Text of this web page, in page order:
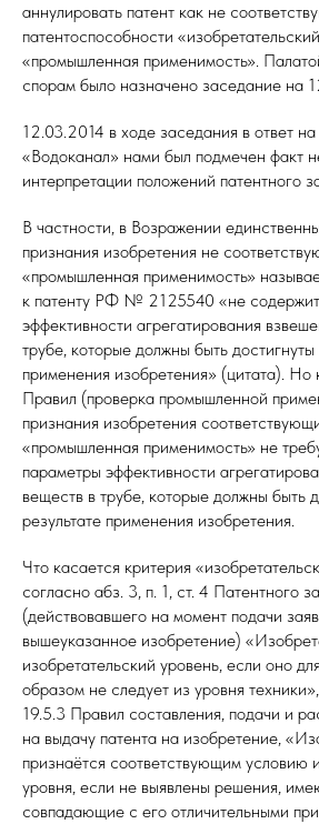
аннулировать патент как не
патентоспособности
«промышленная применимость».
спорам было назначено заседание на
12.03.2014 в ходе заседания в ответ
«Водоканал» нами был подмечен факт
интерпретации положений патентного
В частности, в Возражении
признания изобретения не
«промышленная применимость»
к патенту РФ № 2125540 «не
эффективности агрегатирования
трубе, которые должны быть достигнуты
применения изобретения» (цитата). Но
Правил (проверка промышленной
признания изобретения
«промышленная применимость» не
параметры эффективности
веществ в трубе, которые должны быть
результате применения изобретения.
Что касается критерия
согласно абз. 3, п. 1, ст. 4 Патентного
(действовавшего на момент подачи
вышеуказанное изобретение)
изобретательский уровень, если оно
образом не следует из уровня
19.5.3 Правил составления, подачи и
на выдачу патента на изобретение,
признаётся соответствующим условию
уровня, если не выявлены решения,
совпадающие с его отличительными